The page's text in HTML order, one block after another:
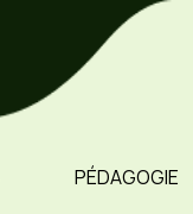
PÉDAGOGIE